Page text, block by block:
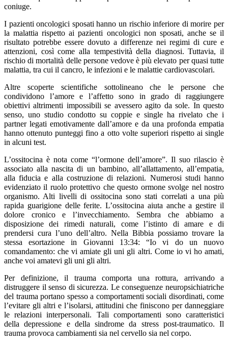
coniuge.
I pazienti oncologici sposati hanno un rischio inferiore di morire per
la malattia rispetto ai pazienti oncologici non sposati, anche se il
risultato potrebbe essere dovuto a differenze nei regimi di cure e
attenzioni, così come alla tempestività della diagnosi. Tuttavia, il
rischio di mortalità delle persone vedove è più elevato per quasi tutte
malattia, tra cui il cancro, le infezioni e le malattie cardiovascolari.
Altre scoperte scientifiche sottolineano che le persone che
condividono l’amore e l’affetto sono in grado di raggiungere
obiettivi altrimenti impossibili se avessero agito da sole. In questo
senso, uno studio condotto su coppie e single ha rivelato che i
partner legati emotivamente dall’amore e da una profonda empatia
hanno ottenuto punteggi fino a otto volte superiori rispetto ai single
in alcuni test.
L’ossitocina è nota come “l’ormone dell’amore”. Il suo rilascio è
associato alla nascita di un bambino, all’allattamento, all’empatia,
alla fiducia e alla costruzione di relazioni. Numerosi studi hanno
evidenziato il ruolo protettivo che questo ormone svolge nel nostro
organismo. Alti livelli di ossitocina sono stati correlati a una più
rapida guarigione delle ferite. L’ossitocina aiuta anche a gestire il
dolore cronico e l’invecchiamento. Sembra che abbiamo a
disposizione dei rimedi naturali, come l’istinto di amare e di
prendersi cura l’uno dell’altro. Nella Bibbia possiamo trovare la
stessa esortazione in Giovanni 13:34: “Io vi do un nuovo
comandamento: che vi amiate gli uni gli altri. Come io vi ho amati,
anche voi amatevi gli uni gli altri.
Per definizione, il trauma comporta una rottura, arrivando a
distruggere il senso di sicurezza. Le conseguenze neuropsichiatriche
del trauma portano spesso a comportamenti sociali disordinati, come
l’evitare gli altri e l’isolarsi, attitudini che finiscono per danneggiare
le relazioni interpersonali. Tali comportamenti sono caratteristici
della depressione e della sindrome da stress post-traumatico. Il
trauma provoca cambiamenti sia nel cervello sia nel corpo.